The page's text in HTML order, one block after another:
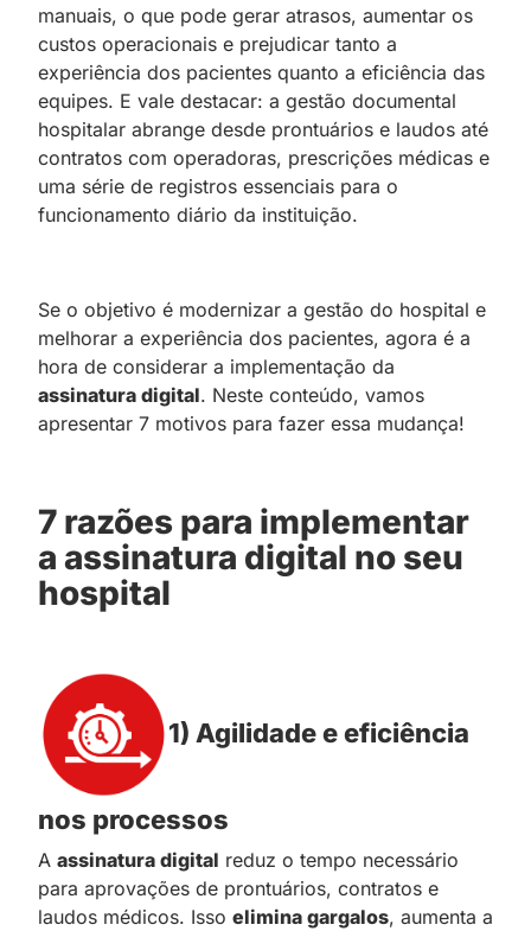
manuais, o que pode gerar atrasos, aumentar os
custos operacionais e prejudicar tanto a
experiência dos pacientes quanto a eficiência das
equipes. E vale destacar: a gestão documental
hospitalar abrange desde prontuários e laudos até
contratos com operadoras, prescrições médicas e
uma série de registros essenciais para o
funcionamento diário da instituição.
Se o objetivo é modernizar a gestão do hospital e
melhorar a experiência dos pacientes, agora é a
hora de considerar a implementação da
assinatura digital. Neste conteúdo, vamos
apresentar 7 motivos para fazer essa mudança!
7 razões para implementar
a assinatura digital no seu
hospital
1) Agilidade e eficiência
nos processos
A assinatura digital reduz o tempo necessário
para aprovações de prontuários, contratos e
laudos médicos. Isso elimina gargalos, aumenta a